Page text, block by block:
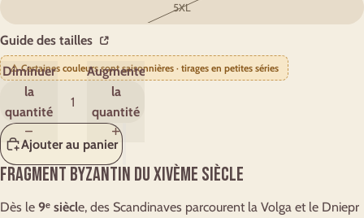
5XL
Guide des tailles
⚠️ Certaines couleurs sont saisonnières · tirages en petites séries
Diminuer
la
quantité
Augmenter
la
quantité
Ajouter au panier
Fragment byzantin du XIVème siècle
Dès le 9ᵉ siècle, des Scandinaves parcourent la Volga et le Dniepr